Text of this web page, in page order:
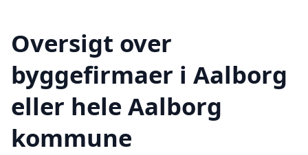
Oversigt over
byggefirmaer i Aalborg
eller hele Aalborg
kommune